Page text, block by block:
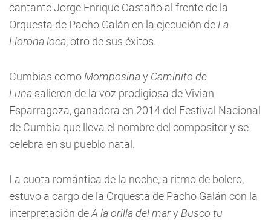
cantante Jorge Enrique Castaño al frente de la
Orquesta de Pacho Galán en la ejecución de La
Llorona loca, otro de sus éxitos.
Cumbias como Momposinay Caminito de
Luna salieron de la voz prodigiosa de Vivian
Esparragoza, ganadora en 2014 del Festival Nacional
de Cumbia que lleva el nombre del compositor y se
celebra en su pueblo natal.
La cuota romántica de la noche, a ritmo de bolero,
estuvo a cargo de la Orquesta de Pacho Galán con la
interpretación deA la orilla del mary Busco tu